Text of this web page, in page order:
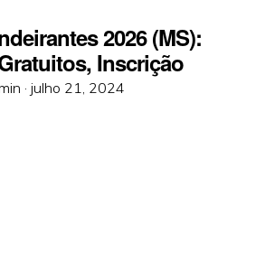
2026 (MS):
Inscrição
· Posted
julho 21, 2024